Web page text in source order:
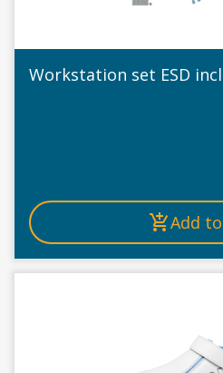
Workstation set ESD
Add